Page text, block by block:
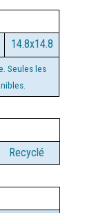
14.8x14.8
Seules les
Recyclé